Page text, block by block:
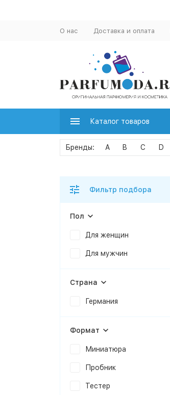
О нас Доставка и оплата
Каталог товаров
A B C D
Фильтр подбора
Пол
Для женщин
Для мужчин
Страна
Германия
Формат
Миниатюра
Пробник
Тестер